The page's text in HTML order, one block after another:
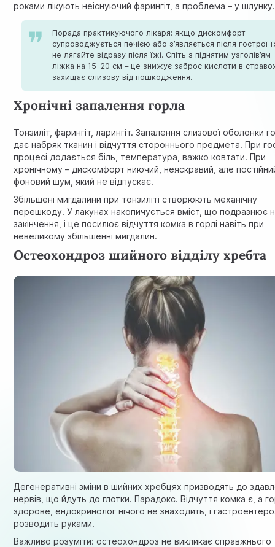
роками лікують неіснуючий фарингіт, а проблема – у шлунку.
Порада практикуючого лікаря: якщо дискомфорт
супроводжується печією або з’являється після гострої
не лягайте відразу після їжі. Спіть з піднятим узголів’ям
ліжка на 15–20 см – це знижує заброс кислоти в
захищає слизову від пошкодження.
Хронічні запалення горла
Тонзиліт, фарингіт, ларингіт. Запалення слизової оболонки
дає набряк тканин і відчуття стороннього предмета. При
процесі додається біль, температура, важко ковтати. При
хронічному – дискомфорт ниючий, неяскравий, але
фоновий шум, який не відпускає.
Збільшені мигдалини при тонзиліті створюють механічну
перешкоду. У лакунах накопичується вміст, що подразнює
закінчення, і це посилює відчуття комка в горлі навіть при
невеликому збільшенні мигдалин.
Остеохондроз шийного відділу хребта
Дегенеративні зміни в шийних хребцях призводять до
нервів, що йдуть до глотки. Парадокс. Відчуття комка є, а
здорове, ендокринолог нічого не знаходить, і
розводить руками.
Важливо розуміти: остеохондроз не викликає справжнього